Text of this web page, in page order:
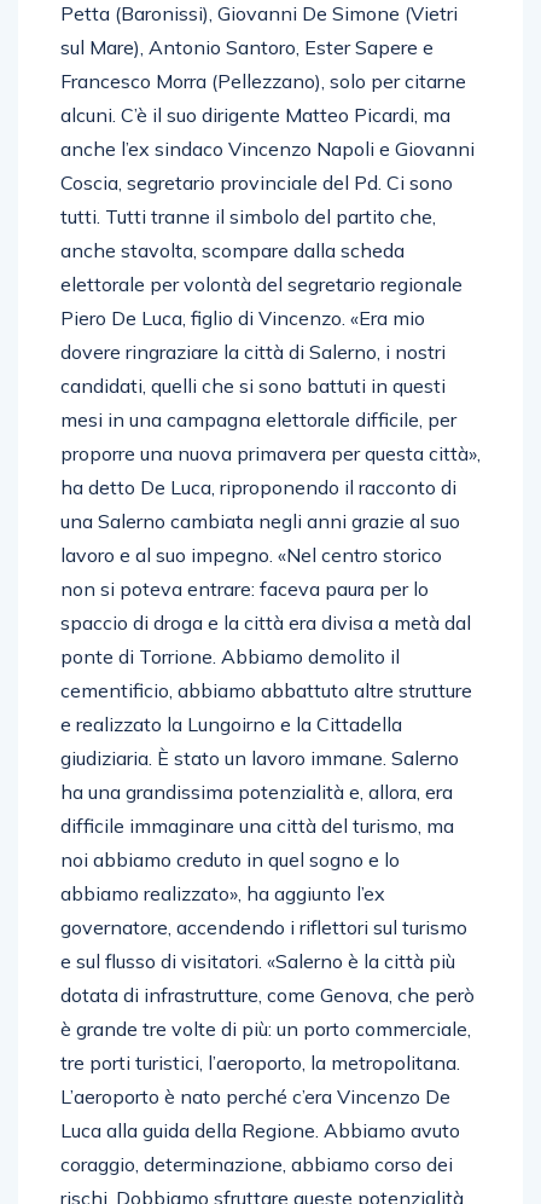
Petta (Baronissi), Giovanni De Simone (Vietri
sul Mare), Antonio Santoro, Ester Sapere e
Francesco Morra (Pellezzano), solo per citarne
alcuni. C’è il suo dirigente Matteo Picardi, ma
anche l’ex sindaco Vincenzo Napoli e Giovanni
Coscia, segretario provinciale del Pd. Ci sono
tutti. Tutti tranne il simbolo del partito che,
anche stavolta, scompare dalla scheda
elettorale per volontà del segretario regionale
Piero De Luca, figlio di Vincenzo. «Era mio
dovere ringraziare la città di Salerno, i nostri
candidati, quelli che si sono battuti in questi
mesi in una campagna elettorale difficile, per
proporre una nuova primavera per questa città»,
ha detto De Luca, riproponendo il racconto di
una Salerno cambiata negli anni grazie al suo
lavoro e al suo impegno. «Nel centro storico
non si poteva entrare: faceva paura per lo
spaccio di droga e la città era divisa a metà dal
ponte di Torrione. Abbiamo demolito il
cementificio, abbiamo abbattuto altre strutture
e realizzato la Lungoirno e la Cittadella
giudiziaria. È stato un lavoro immane. Salerno
ha una grandissima potenzialità e, allora, era
difficile immaginare una città del turismo, ma
noi abbiamo creduto in quel sogno e lo
abbiamo realizzato», ha aggiunto l’ex
governatore, accendendo i riflettori sul turismo
e sul flusso di visitatori. «Salerno è la città più
dotata di infrastrutture, come Genova, che però
è grande tre volte di più: un porto commerciale,
tre porti turistici, l’aeroporto, la metropolitana.
L’aeroporto è nato perché c’era Vincenzo De
Luca alla guida della Regione. Abbiamo avuto
coraggio, determinazione, abbiamo corso dei
rischi. Dobbiamo sfruttare queste potenzialità,